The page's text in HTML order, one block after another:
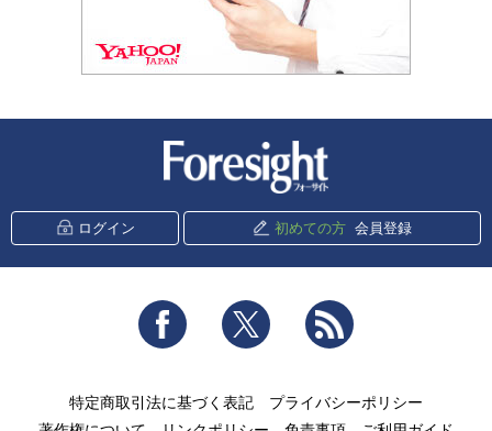
ログイン 初めての方 会員登録
Facebook Twitter
特定商取引法に基づく表記
プライバシーポリシー